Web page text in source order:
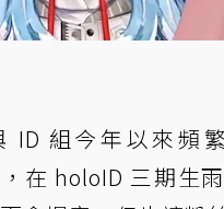
ID 組今年以來頻
在 holoID 三期生